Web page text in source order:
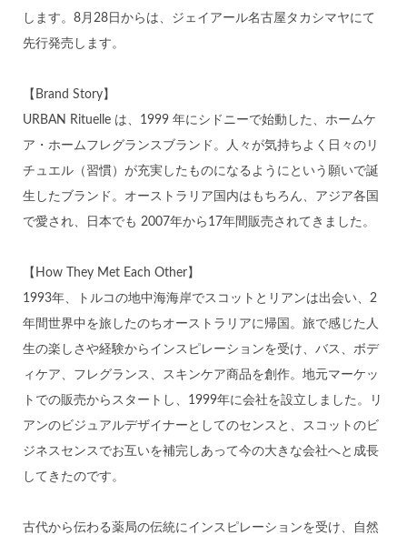
します。8月28日からは、ジェイアール名古屋タカシマヤにて
先行発売します。
【Brand Story】
URBAN Rituelle は、1999 年にシドニーで始動した、ホームケ
ア・ホームフレグランスブランド。人々が気持ちよく日々のリ
チュエル（習慣）が充実したものになるようにという願いで誕
生したブランド。オーストラリア国内はもちろん、アジア各国
で愛され、日本でも 2007年から17年間販売されてきました。
【How They Met Each Other】
1993年、トルコの地中海海岸でスコットとリアンは出会い、2
年間世界中を旅したのちオーストラリアに帰国。旅で感じた人
生の楽しさや経験からインスピレーションを受け、バス、ボデ
ィケア、フレグランス、スキンケア商品を創作。地元マーケッ
トでの販売からスタートし、1999年に会社を設立しました。リ
アンのビジュアルデザイナーとしてのセンスと、スコットのビ
ジネスセンスでお互いを補完しあって今の大きな会社へと成長
してきたのです。
古代から伝わる薬局の伝統にインスピレーションを受け、自然